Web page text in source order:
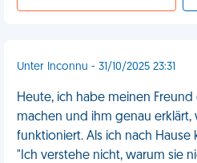
Unter Inconnu - 31/10/2025 23:31
Heute, ich habe meinen
machen und ihm genau erklärt,
funktioniert. Als ich nach Hause
"Ich verstehe nicht, warum sie